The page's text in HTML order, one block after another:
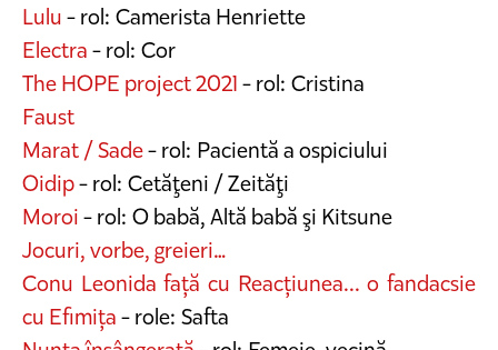
Lulu- rol: Camerista Henriette
Electra- rol: Cor
The HOPE project 2021- rol: Cristina
Faust
Marat / Sade- rol: Pacientă a ospiciului
Oidip- rol: Cetăţeni / Zeităţi
Moroi- rol: O babă, Altă babă şi Kitsune
Jocuri, vorbe, greieri…
Conu Leonida față cu Reacțiunea... o fandacsie
cu Efimița- role: Safta